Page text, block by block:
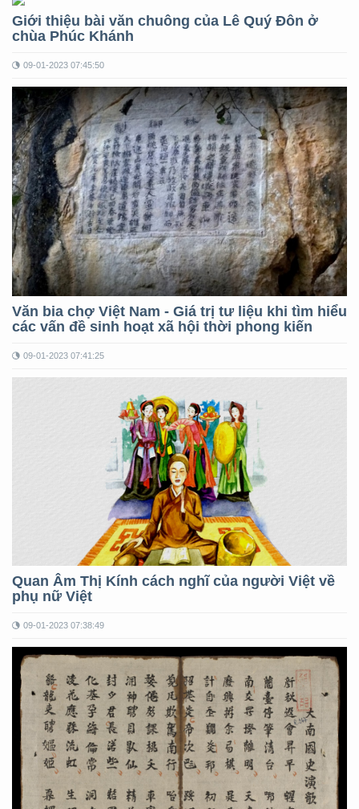
Giới thiệu bài văn chuông của Lê Quý Đôn ở
chùa Phúc Khánh
09-01-2023 07:45:50
Văn bia chợ Việt Nam - Giá trị tư liệu khi tìm hiểu
các vấn đề sinh hoạt xã hội thời phong kiến
09-01-2023 07:41:25
Quan Âm Thị Kính cách nghĩ của người Việt về
phụ nữ Việt
09-01-2023 07:38:49